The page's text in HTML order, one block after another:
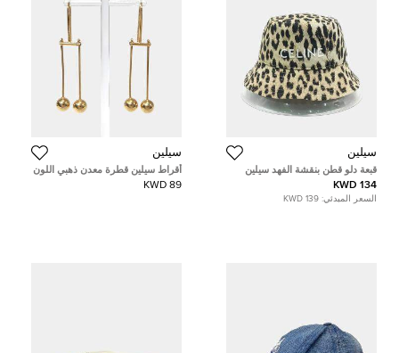
سيلين
قبعة دلو قطن بنقشة الفهد سيلين
134 KWD
السعر المبدئي: 139 KWD
سيلين
أقراط سيلين قطرة معدن ذهبي اللون
89 KWD